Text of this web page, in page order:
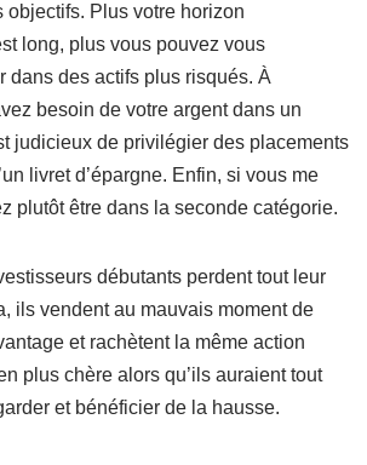
objectifs. Plus votre horizon
long, plus vous pouvez vous
dans des actifs plus risqués. À
besoin de votre argent dans un
judicieux de privilégier des placements
livret d’épargne. Enfin, si vous me
plutôt être dans la seconde catégorie.
débutants perdent tout leur
ils vendent au mauvais moment de
et rachètent la même action
plus chère alors qu’ils auraient tout
et bénéficier de la hausse.